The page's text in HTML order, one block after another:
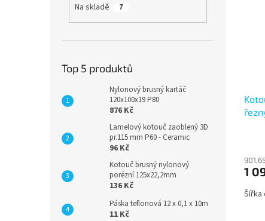
Na skladě 7
Top 5 produktů
Nylonový brusný kartáč
120x100x19 P80
876 Kč
Lamelový kotouč zaoblený 3D
pr.115 mm P60 - Ceramic
96 Kč
Kotouč brusný nylonový
porézní 125x22,2mm
136 Kč
Páska teflonová 12 x 0,1 x 10m
11 Kč
1
Šířka